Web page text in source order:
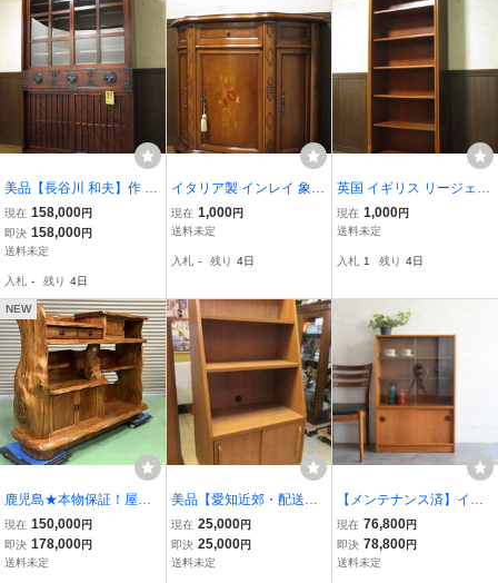
美品【長谷川 和夫】作 伝
統工芸 欅材 拭き漆塗 格
子戸 南部鉄金具 468食器
棚 民芸 岩谷堂箪笥 水屋
棚/本棚/和家具
現在 158,000円
即決 158,000円
送料未定
入札 - 残り 4日
イタリア製 インレイ 象嵌
細工 クラシック コンソー
ルキャビネット鍵付き/サ
グボード/西洋/ロココ/ア
現在 1,000円
送料未定
入札 - 残り 4日
英国 イギリス リージェン
シー様式 バーウォールナ
ット オープンブックシェ
飾り棚/リビングボード/ア
現在 1,000円
送料未定
入札 1 残り 4日
NEW
鹿児島★本物保証！屋久
杉・飾り棚(光明良杢・年
輪)【縁起物】貴重！
現在 150,000円
即決 178,000円
送料未定
美品【愛知近郊・配送・
設置可】GART ガル
ト キャビネットシェル
フ 幅70cm×奥行44.5cm
現在 25,000円
即決 25,000円
送料未定
【メンテナンス済】イギ
リス ヴィンテージ チーク
ガラスキャビネット 木扉
付 飾り棚 カップボード
現在 76,800円
即決 78,800円
送料未定